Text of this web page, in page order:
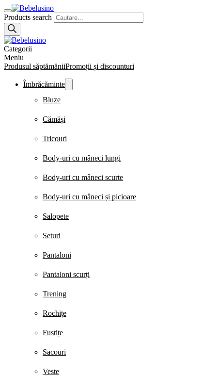
Products search
Categorii
Meniu
Produsul săptămăniiPromoții și discounturi
Îmbrăcăminte
Bluze
Cămăși
Tricouri
Body-uri cu mâneci lungi
Body-uri cu mâneci scurte
Body-uri cu mâneci și picioare
Salopete
Seturi
Pantaloni
Pantaloni scurți
Trening
Rochițe
Fustițe
Sacouri
Veste